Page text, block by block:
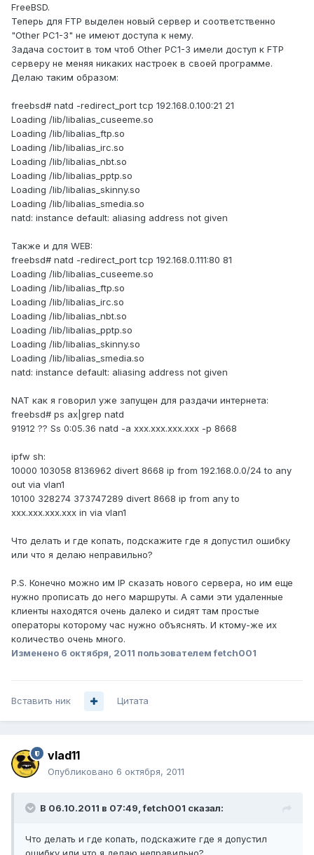
FreeBSD.
Теперь для FTP выделен новый сервер и соответственно
"Other PC1-3" не имеют доступа к нему.
Задача состоит в том чтоб Other PC1-3 имели доступ к FTP
серверу не меняя никаких настроек в своей программе.
Делаю таким образом:
freebsd# natd -redirect_port tcp 192.168.0.100:21 21
Loading /lib/libalias_cuseeme.so
Loading /lib/libalias_ftp.so
Loading /lib/libalias_irc.so
Loading /lib/libalias_nbt.so
Loading /lib/libalias_pptp.so
Loading /lib/libalias_skinny.so
Loading /lib/libalias_smedia.so
natd: instance default: aliasing address not given
Также и для WEB:
freebsd# natd -redirect_port tcp 192.168.0.111:80 81
Loading /lib/libalias_cuseeme.so
Loading /lib/libalias_ftp.so
Loading /lib/libalias_irc.so
Loading /lib/libalias_nbt.so
Loading /lib/libalias_pptp.so
Loading /lib/libalias_skinny.so
Loading /lib/libalias_smedia.so
natd: instance default: aliasing address not given
NAT как я говорил уже запущен для раздачи интернета:
freebsd# ps ax|grep natd
91912 ?? Ss 0:05.36 natd -a xxx.xxx.xxx.xxx -p 8668
ipfw sh:
10000 103058 8136962 divert 8668 ip from 192.168.0.0/24 to any
out via vlan1
10100 328274 373747289 divert 8668 ip from any to
xxx.xxx.xxx.xxx in via vlan1
Что делать и где копать, подскажите где я допустил ошибку
или что я делаю неправильно?
P.S. Конечно можно им IP сказать нового сервера, но им еще
нужно прописать до него маршруты. А сами эти удаленные
клиенты находятся очень далеко и сидят там простые
операторы которому час нужно объяснять. И ктому-же их
количество очень много.
Изменено 6 октября, 2011 пользователем fetch001
Вставить ник Цитата
vlad11
Опубликовано 6 октября, 2011
В 06.10.2011 в 07:49, fetch001 сказал:
Что делать и где копать, подскажите где я допустил